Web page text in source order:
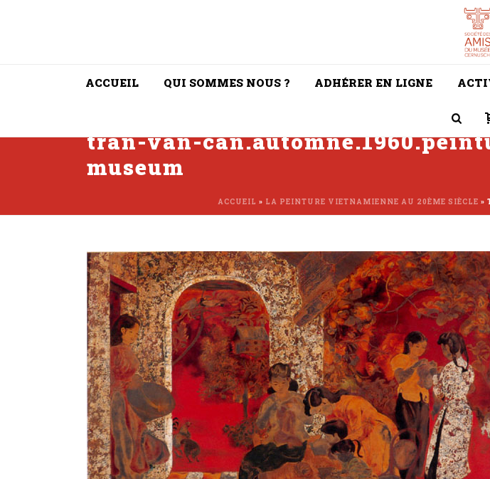
ACCUEIL QUI SOMMES NOUS ? ADHÉRER EN LIGNE
tran-van-
museum
ACCUEIL » LA PEINTURE VIETNAMIENNE AU 20ÈME SIÈCLE »